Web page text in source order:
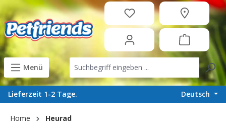
content
Menü
Lieferzeit 1-2 Tage. Deutsch
Home Heurad